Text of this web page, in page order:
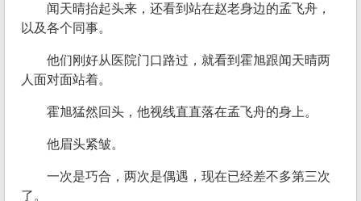
闻天晴抬起头来，还看到站在赵老身边的孟飞舟，
以及各个同事。
他们刚好从医院门口路过，就看到霍旭跟闻天晴两
人面对面站着。
霍旭猛然回头，他视线直直落在孟飞舟的身上。
他眉头紧皱。
一次是巧合，两次是偶遇，现在已经差不多第三次
了。